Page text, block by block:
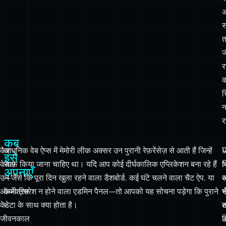
ऑब्जेक्ट्स
के
जीवनकाल
तक
रहता
है
जो
कभी रिफ़्रेश न होने वाला एडमिन पैनल—तो आपको यह सोचना पड़ेगा कि पुराने
डेटा के साथ क्या होता है।
है
है